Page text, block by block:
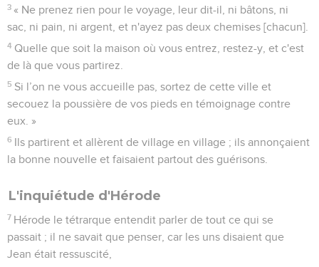
3 « Ne prenez rien pour le voyage, leur dit-il, ni bâtons, ni
sac, ni pain, ni argent, et n'ayez pas deux chemises [chacun].
4 Quelle que soit la maison où vous entrez, restez-y, et c'est
de là que vous partirez.
5 Si l’on ne vous accueille pas, sortez de cette ville et
secouez la poussière de vos pieds en témoignage contre
eux. »
6 Ils partirent et allèrent de village en village ; ils annonçaient
la bonne nouvelle et faisaient partout des guérisons.
L'inquiétude d'Hérode
7 Hérode le tétrarque entendit parler de tout ce qui se
passait ; il ne savait que penser, car les uns disaient que
Jean était ressuscité,